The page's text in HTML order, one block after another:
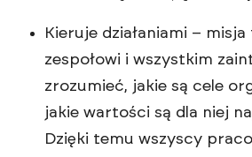
Kieruje działaniami –
zespołowi i wszystkim
zrozumieć, jakie są cele
jakie wartości są dla niej
Dzięki temu wszyscy